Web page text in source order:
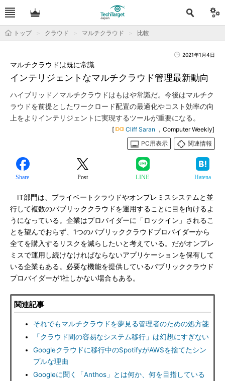
トップ クラウド マルチクラウド 比較
2021年1月4日
インテリジェントなマルチクラウド管理最新動向
マルチクラウドは既に常識
ハイブリッド／マルチクラウドはもはや常識だ。今後はマルチク
ラウドを前提としたワークロード配置の最適化やコスト効率の向
上をよりインテリジェントに実現するツールが重要になる。
[ Cliff Saran ，Computer Weekly]
PC用表示
関連情報
Share Post LINE Hatena
IT部門は、プライベートクラウドやオンプレミスシステムと並
行して複数のパブリッククラウドを運用することに目を向けるよ
うになっている。企業はプロバイダーに「ロックイン」されるこ
とを望んでおらず、1つのパブリッククラウドプロバイダーから
全てを購入するリスクを減らしたいと考えている。だがオンプレ
ミスで運用し続けなければならないアプリケーションを保有して
いる企業もある。必要な機能を提供しているパブリッククラウド
プロバイダーが1社しかない場合もある。
関連記事
それでもマルチクラウドを夢見る管理者のための処方箋
「クラウド間の容易なシステム移行」は幻想にすぎない
Googleクラウドに移行中のSpotifyがAWSを捨てたシン
プルな理由
Googleに聞く「Anthos」とは何か、何を目指している